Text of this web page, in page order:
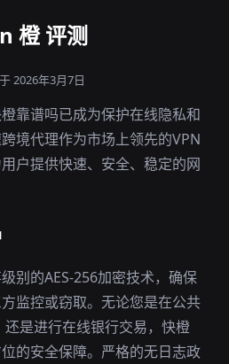
橙 评测
2026年3月7日
靠谱吗已成为保护在线隐私和
境代理作为市场上领先的VPN
户提供快速、安全、稳定的网
别的AES-256加密技术，确保
监控或窃取。无论您是在公共
是进行在线银行交易，快橙
的安全保障。严格的无日志政